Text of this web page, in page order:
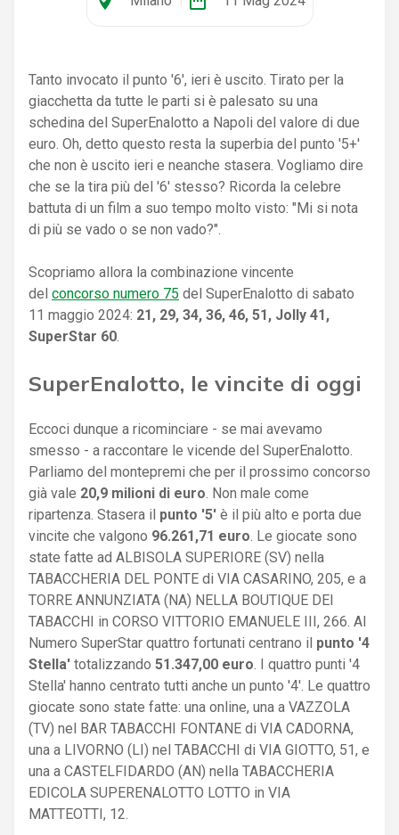
Tanto invocato il punto '6', ieri è uscito. Tirato per la
giacchetta da tutte le parti si è palesato su una
schedina del SuperEnalotto a Napoli del valore di due
euro. Oh, detto questo resta la superbia del punto '5+'
che non è uscito ieri e neanche stasera. Vogliamo dire
che se la tira più del '6' stesso? Ricorda la celebre
battuta di un film a suo tempo molto visto: "Mi si nota
di più se vado o se non vado?".
Scopriamo allora la combinazione vincente
del concorso numero 75 del SuperEnalotto di sabato
11 maggio 2024: 21, 29, 34, 36, 46, 51, Jolly 41,
SuperStar 60
SuperEnalotto, le vincite di oggi
Eccoci dunque a ricominciare - se mai avevamo
smesso - a raccontare le vicende del SuperEnalotto.
Parliamo del montepremi che per il prossimo concorso
già vale 20,9 milioni di euro . Non male come
ripartenza. Stasera il punto '5' è il più alto e porta due
vincite che valgono 96.261,71 euro . Le giocate sono
state fatte ad ALBISOLA SUPERIORE (SV) nella
TABACCHERIA DEL PONTE di VIA CASARINO, 205, e a
TORRE ANNUNZIATA (NA) NELLA BOUTIQUE DEI
TABACCHI in CORSO VITTORIO EMANUELE III, 266. Al
Numero SuperStar quattro fortunati centrano il punto '4
Stella' totalizzando 51.347,00 euro . I quattro punti '4
Stella' hanno centrato tutti anche un punto '4'. Le quattro
giocate sono state fatte: una online, una a VAZZOLA
(TV) nel BAR TABACCHI FONTANE di VIA CADORNA,
una a LIVORNO (LI) nel TABACCHI di VIA GIOTTO, 51, e
una a CASTELFIDARDO (AN) nella TABACCHERIA
EDICOLA SUPERENALOTTO LOTTO in VIA
MATTEOTTI, 12.